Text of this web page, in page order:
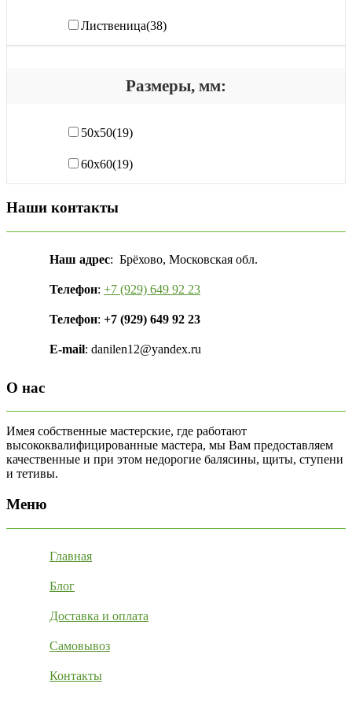
Лиственица(38)
Размеры, мм:
50х50(19)
60х60(19)
Наши контакты
Наш адрес: Брёхово, Московская обл.
Телефон: +7 (929) 649 92 23
Телефон: +7 (929) 649 92 23
E-mail: danilen12@yandex.ru
О нас
Имея собственные мастерские, где работают
высококвалифицированные мастера, мы Вам предоставляем
качественные и при этом недорогие балясины, щиты, ступени
и тетивы.
Меню
Главная
Блог
Доставка и оплата
Самовывоз
Контакты